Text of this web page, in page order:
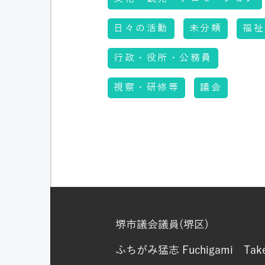
日々の活動 未分類 福祉
行政・役所・公務員
視察・研修等 議会
堺市議会議員(堺区)
ふちがみ猛志 Fuchigami